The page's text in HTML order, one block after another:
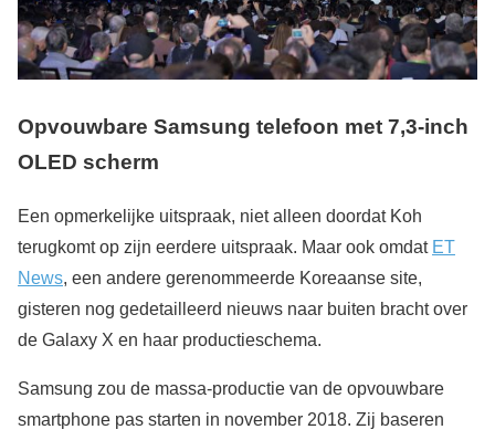
Opvouwbare Samsung telefoon met 7,3-inch
OLED scherm
Een opmerkelijke uitspraak, niet alleen doordat Koh
terugkomt op zijn eerdere uitspraak. Maar ook omdat ET
News, een andere gerenommeerde Koreaanse site,
gisteren nog gedetailleerd nieuws naar buiten bracht over
de Galaxy X en haar productieschema.
Samsung zou de massa-productie van de opvouwbare
smartphone pas starten in november 2018. Zij baseren